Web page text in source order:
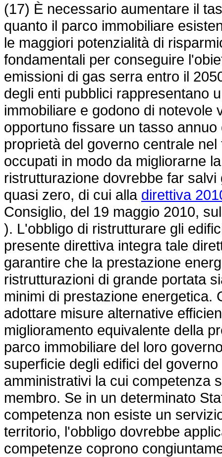
(17) È necessario aumentare il
quanto il parco immobiliare
le maggiori potenzialità di
fondamentali per conseguire
emissioni di gas serra entro il
degli enti pubblici rappresentano
immobiliare e godono di notevole
opportuno fissare un tasso
proprietà del governo centrale
occupati in modo da migliorarne
ristrutturazione dovrebbe far
quasi zero, di cui alla direttiva
Consiglio, del 19 maggio 2010,
). L'obbligo di ristrutturare gli
presente direttiva integra tale
garantire che la prestazione
ristrutturazioni di grande portata
minimi di prestazione energetica.
adottare misure alternative
miglioramento equivalente della
parco immobiliare del loro
superficie degli edifici del
amministrativi la cui competenza
membro. Se in un determinato
competenza non esiste un
territorio, l'obbligo dovrebbe
competenze coprono